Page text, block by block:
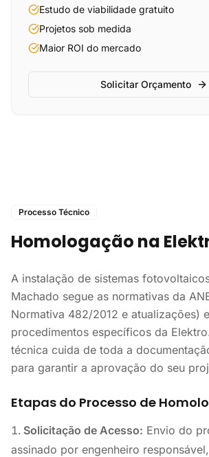
Estudo de viabilidade gratuito
Projetos sob medida
Maior ROI do mercado
Solicitar Orçamento
Processo Técnico
Homologação na
A instalação de sistemas
Machado segue as normativas da
Normativa 482/2012 e atualizações)
procedimentos específicos da
técnica cuida de toda a
para garantir a aprovação do seu
Etapas do Processo de
Solicitação de Acesso: Envio do
assinado por engenheiro